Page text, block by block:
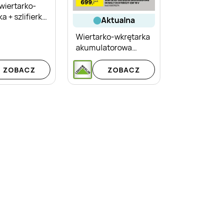
+ szlifierka
ZOBACZ
aktualna
Wiertarko-wkrętarka
akumulatorowa
DeWalt DCD708D2T-
QW
ZOBACZ